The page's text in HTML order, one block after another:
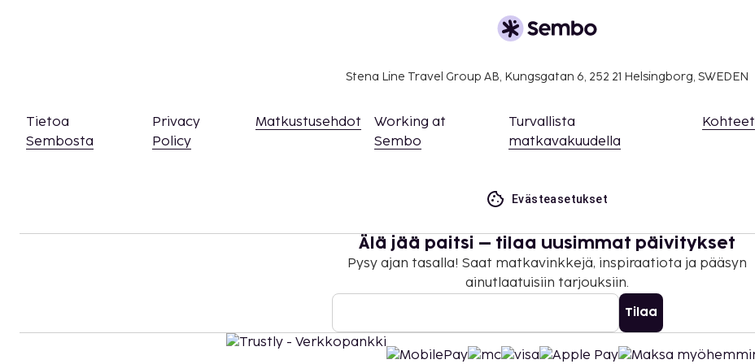
saatavuus on rajoitettua. Niitä voi pyytää ottamalla yhteyttä
majoituspaikkaan. Yhteystiedot löytyvät varausvahvistuksesta.
Kaikki maksut voidaan maksaa käteisettömillä maksutavoilla, ja
Kontaktiton sisäänkirjautuminen ja kontaktiton uloskirjautuminen ovat
Tämä majoituspaikka toivottaa tervetulleiksi kaikki asiakkaat
seksuaaliseen suuntautumiseen tai sukupuoli-identiteettiin katsomatta
Stena Line Travel Group AB, Kungsgatan 6, 252 21 Helsingborg, SWEDEN
Tietoa
Sembosta
Privacy
Policy
Matkustusehdot
Working at
Sembo
Turvallista
matkavakuudella
Kohteet
Evästeasetukset
Älä jää paitsi – tilaa uusimmat päivitykset
Pysy ajan tasalla! Saat matkavinkkejä, inspiraatiota ja pääsyn
ainutlaatuisiin tarjouksiin.
Tilaa